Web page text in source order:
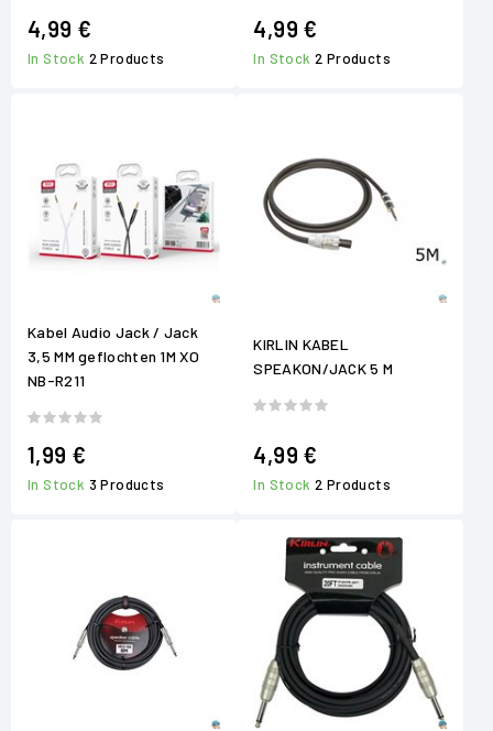
4,99 €
In Stock 2 Products
4,99 €
In Stock2 Products
Kabel Audio Jack / Jack
3,5 MM geflochten 1M XO
NB-R211
1,99 €
In Stock 3 Products
KIRLIN KABEL
SPEAKON/JACK 5 M
4,99 €
In Stock2 Products